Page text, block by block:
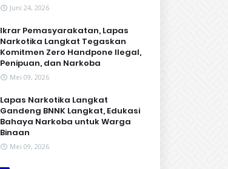
Juni 24, 2026
Ikrar Pemasyarakatan, Lapas
Narkotika Langkat Tegaskan
Komitmen Zero Handpone llegal,
Penipuan, dan Narkoba
Mei 09, 2026
Lapas Narkotika Langkat
Gandeng BNNK Langkat, Edukasi
Bahaya Narkoba untuk Warga
Binaan
Mei 09, 2026